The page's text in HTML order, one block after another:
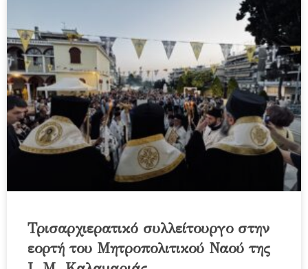
Τρισαρχιερατικό συλλείτουργο στην
εορτή του Μητροπολιτικού Ναού της